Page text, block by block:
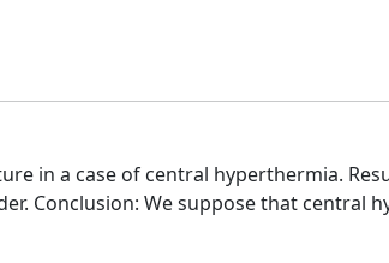
in a case of central hyperthermia.
Conclusion: We suppose that central